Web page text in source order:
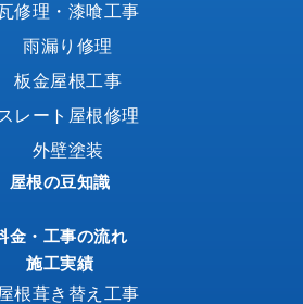
修理・漆喰工事
雨漏り修理
板金屋根工事
スレート屋根修理
外壁塗装
屋根の豆知識
金・工事の流れ
施工実績
屋根葺き替え工事